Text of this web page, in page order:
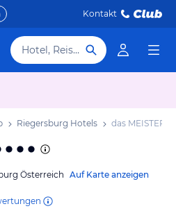
Kontakt
Hotel, Reiseziel
Riegersburg Hotels das MEISTER
Österreich Auf Karte anzeigen